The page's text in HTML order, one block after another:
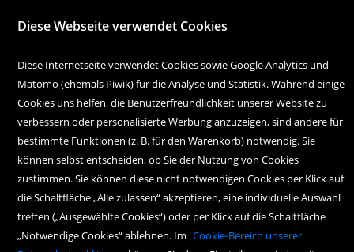
Fax 0512 595 05-38
office@wagnersche.at
Montag bis Freitag:
9.00 Uhr bis 18.30 Uhr
Samstag:
9.00 Uhr bis 17.00 Uhr
Diese Webseite verwendet Cookies
Diese Internetseite verwendet Cookies sowie Google Analytics und
Matomo (ehemals Piwik) für die Analyse und Statistik. Während einige
Cookies uns helfen, die Benutzerfreundlichkeit unserer Website zu
verbessern oder personalisierte Werbung anzuzeigen, sind andere für
bestimmte Funktionen (z. B. für den Warenkorb) notwendig. Sie
können selbst entscheiden, ob Sie der Nutzung von Cookies
zustimmen. Sie können diese nicht notwendigen Cookies per Klick auf
die Schaltfläche „Alle zulassen“ akzeptieren, eine individuelle Auswahl
treffen („Ausgewählte Cookies“) oder per Klick auf die Schaltfläche
„Notwendige Cookies“ ablehnen. Im Cookie-Bereich unserer